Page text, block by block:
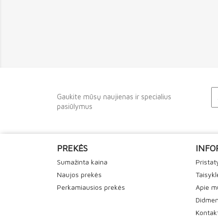
Gaukite mūsų naujienas ir specialius
pasiūlymus
PREKĖS
Sumažinta kaina
Naujos prekės
Perkamiausios prekės
Apie